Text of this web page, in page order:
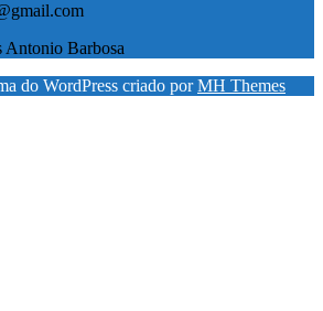
Antonio Barbosa
do WordPress criado porMH Themes